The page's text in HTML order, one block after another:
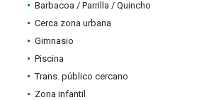
Barbacoa / Parrilla / Quincho
Cerca zona urbana
Gimnasio
Piscina
Trans. público cercano
Zona infantil